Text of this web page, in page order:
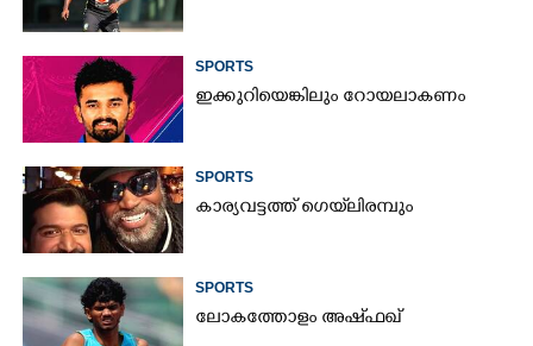
SPORTS
ഇക്കുറിയെങ്കിലും റോയലാകണം
SPORTS
കാര്യവട്ടത്ത് ഗെയ്‌ലിരമ്പും
SPORTS
ലോകത്തോളം അഷ്ഫഖ്